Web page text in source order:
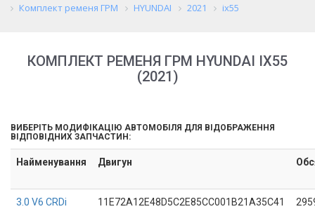
Комплект ременя ГРМ
HYUNDAI 2021 ix55
КОМПЛЕКТ РЕМЕНЯ ГРМ HYUNDAI IX55
(2021)
ВИБЕРІТЬ МОДИФІКАЦІЮ АВТОМОБІЛЯ ДЛЯ ВІДОБРАЖЕННЯ
ВІДПОВІДНИХ ЗАПЧАСТИН:
Найменування Двигун
3.0 V6 CRDi
11E72A12E48D5C2E85CC001B21A35C41